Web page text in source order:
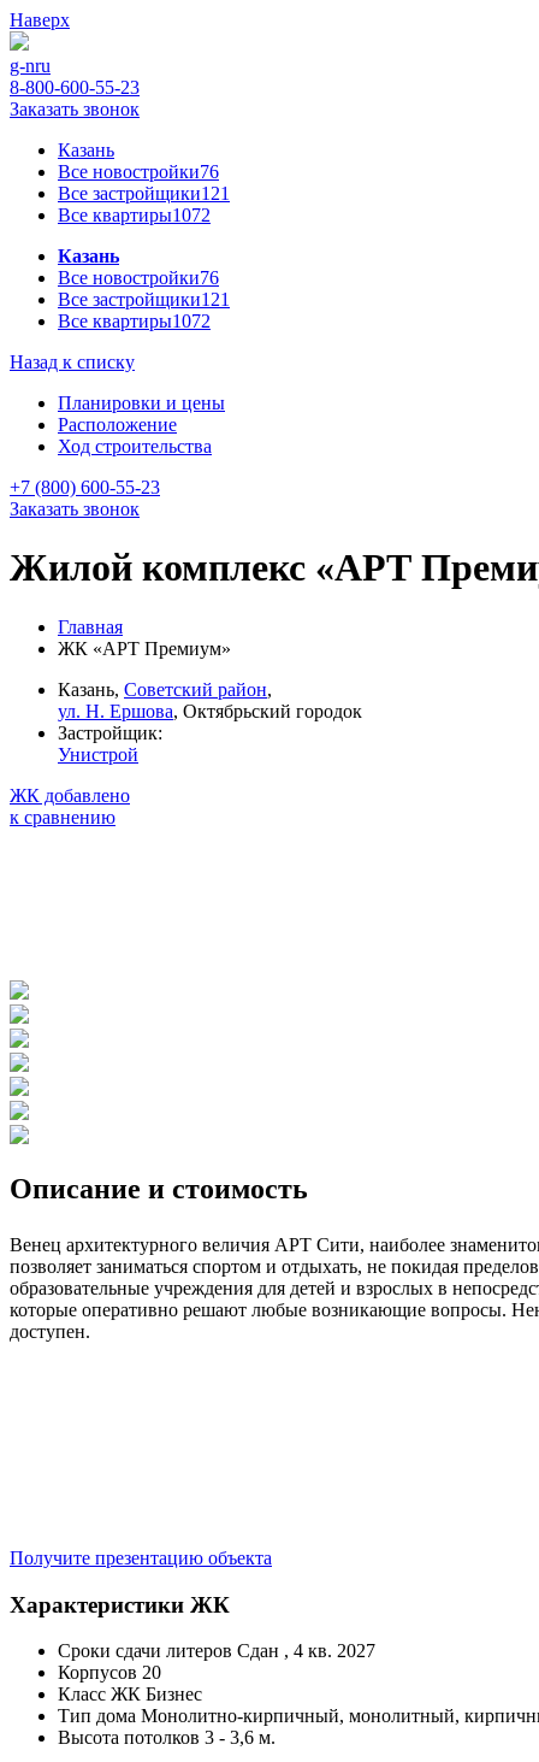
Наверх
g-nru
8-800-600-55-23
Заказать звонок
Казань
Все новостройки76
Все застройщики121
Все квартиры1072
Казань
Все новостройки76
Все застройщики121
Все квартиры1072
Назад к списку
Планировки и цены
Расположение
Ход строительства
+7 (800) 600-55-23
Заказать звонок
Жилой комплекс «АРТ
Главная
ЖК «АРТ Премиум»
Казань, Советский район,
ул. Н. Ершова, Октябрьский городок
Застройщик:
Унистрой
ЖК добавлено
к сравнению
Описание и стоимость
Венец архитектурного величия АРТ Сити, наиболее
позволяет заниматься спортом и отдыхать, не покидая
образовательные учреждения для детей и взрослых в
которые оперативно решают любые возникающие вопросы.
доступен.
Получите презентацию объекта
Характеристики ЖК
Сроки сдачи литеров Сдан , 4 кв. 2027
Корпусов 20
Класс ЖК Бизнес
Тип дома Монолитно-кирпичный, монолитный,
Высота потолков 3 - 3,6 м.